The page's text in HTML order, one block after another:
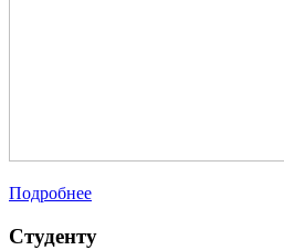
Подробнее
Студенту